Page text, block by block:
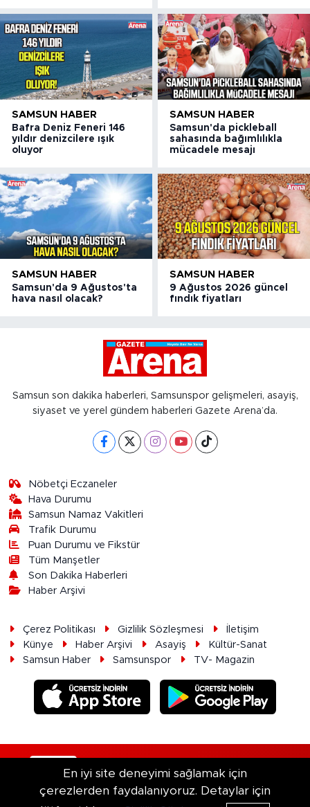
SAMSUN HABER
Bafra Deniz Feneri 146
yıldır denizcilere ışık
oluyor
SAMSUN HABER
Samsun'da pickleball
sahasında bağımlılıkla
mücadele mesajı
SAMSUN HABER
Samsun'da 9 Ağustos'ta
hava nasıl olacak?
SAMSUN HABER
9 Ağustos 2026 güncel
fındık fiyatları
Samsun son dakika haberleri, Samsunspor gelişmeleri, asayiş,
siyaset ve yerel gündem haberleri Gazete Arena’da.
Nöbetçi Eczaneler
Hava Durumu
Samsun Namaz Vakitleri
Trafik Durumu
Puan Durumu ve Fikstür
Tüm Manşetler
Son Dakika Haberleri
Haber Arşivi
Çerez Politikası Gizlilik Sözleşmesi
İletişim
Künye
Haber Arşivi Asayiş
Kültür-Sanat
Samsun Haber
Samsunspor TV- Magazin
En iyi site deneyimi sağlamak için
çerezlerden faydalanıyoruz. Detaylar için